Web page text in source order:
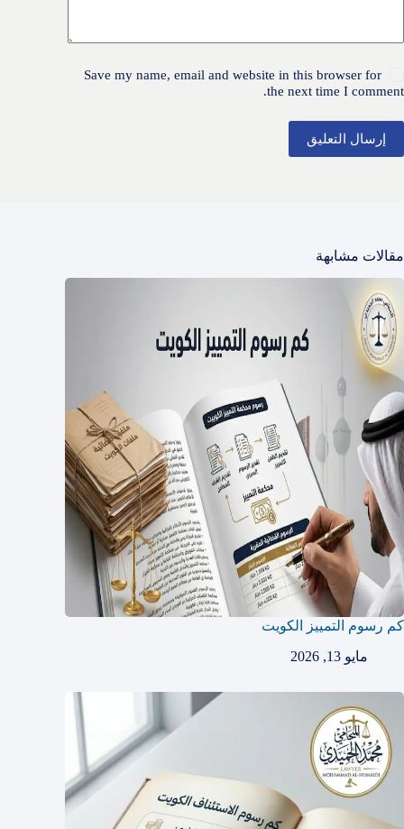
Save my name, email and website in this browser for
the next time I comment.
إرسال التعليق
مقالات مشابهة
كم رسوم التمييز الكويت
مايو 13, 2026